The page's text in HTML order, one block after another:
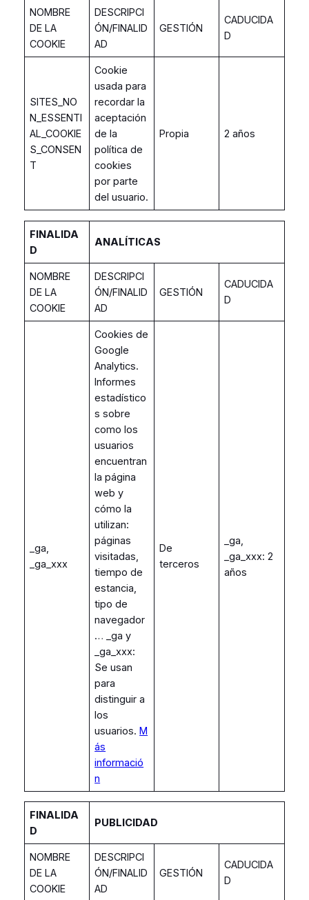
NOMBRE
DE LA
COOKIE
DESCRIPCI
ÓN/FINALID
AD
GESTIÓN
CADUCIDA
D
SITES_NO
N_ESSENTI
AL_COOKIE
S_CONSEN
T
Cookie
usada para
recordar la
aceptación
de la
política de
cookies
por parte
del usuario.
Propia 2 años
FINALIDA
D
ANALÍTICAS
NOMBRE
DE LA
COOKIE
DESCRIPCI
ÓN/FINALID
AD
GESTIÓN
CADUCIDA
D
_ga,
_ga_xxx
Cookies de
Google
Analytics.
Informes
estadístico
s sobre
como los
usuarios
encuentran
la página
web y
cómo la
utilizan:
páginas
visitadas,
tiempo de
estancia,
tipo de
navegador
… _ga y
_ga_xxx:
Se usan
para
distinguir a
los
usuarios.M
ás
informació
n
De
terceros
_ga,
_ga_xxx: 2
años
FINALIDA
D
PUBLICIDAD
NOMBRE
DE LA
COOKIE
DESCRIPCI
ÓN/FINALID
AD
GESTIÓN
CADUCIDA
D